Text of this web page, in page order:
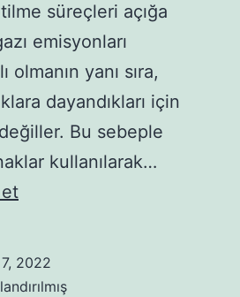
süreçleri açığa
emisyonları
olmanın yanı sıra,
dayandıkları için
Bu sebeple
kullanılarak…
Temiz
Enerji
2022